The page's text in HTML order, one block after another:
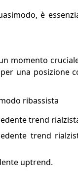
è
momento
una posizione
trend
trend
uptrend.